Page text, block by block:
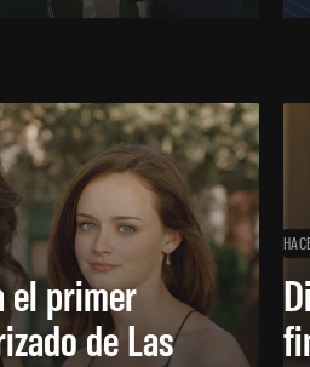
el primer
de Las